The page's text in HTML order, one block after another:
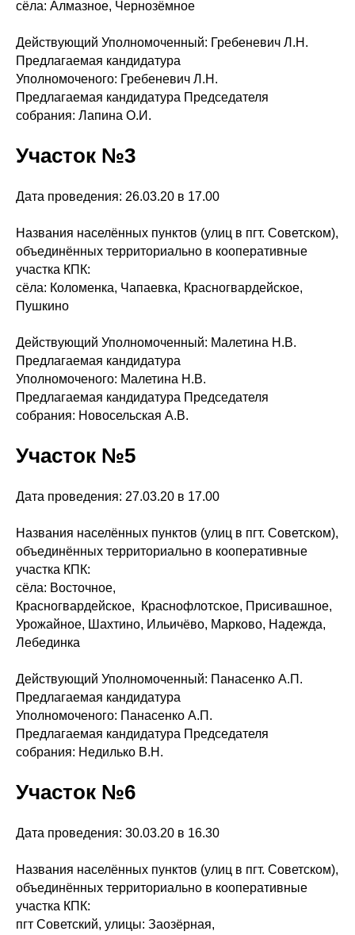
сёла: Алмазное, Чернозёмное
Действующий Уполномоченный: Гребеневич Л.Н.
Предлагаемая кандидатура
Уполномоченого: Гребеневич Л.Н.
Предлагаемая кандидатура Председателя
собрания: Лапина О.И.
Участок №3
Дата проведения: 26.03.20 в 17.00
Названия населённых пунктов (улиц в пгт. Советском),
объединённых территориально в кооперативные
участка КПК:
сёла: Коломенка, Чапаевка, Красногвардейское,
Пушкино
Действующий Уполномоченный: Малетина Н.В.
Предлагаемая кандидатура
Уполномоченого: Малетина Н.В.
Предлагаемая кандидатура Председателя
собрания: Новосельская А.В.
Участок №5
Дата проведения: 27.03.20 в 17.00
Названия населённых пунктов (улиц в пгт. Советском),
объединённых территориально в кооперативные
участка КПК:
сёла: Восточное,
Красногвардейское, Краснофлотское, Присивашное,
Урожайное, Шахтино, Ильичёво, Марково, Надежда,
Лебединка
Действующий Уполномоченный: Панасенко А.П.
Предлагаемая кандидатура
Уполномоченого: Панасенко А.П.
Предлагаемая кандидатура Председателя
собрания: Недилько В.Н.
Участок №6
Дата проведения: 30.03.20 в 16.30
Названия населённых пунктов (улиц в пгт. Советском),
объединённых территориально в кооперативные
участка КПК:
пгт Советский, улицы: Заозёрная,